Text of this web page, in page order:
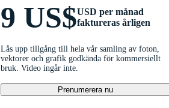
9 US$USD per månad
faktureras årligen
Lås upp tillgång till hela vår samling av foton,
vektorer och grafik godkända för kommersiellt
bruk. Video ingår inte.
Prenumerera nu